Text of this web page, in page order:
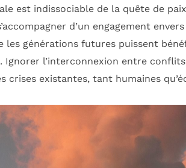
est indissociable de la quête de
d’un engagement
les générations futures puissent
Ignorer l’interconnexion entre
crises existantes, tant humaines